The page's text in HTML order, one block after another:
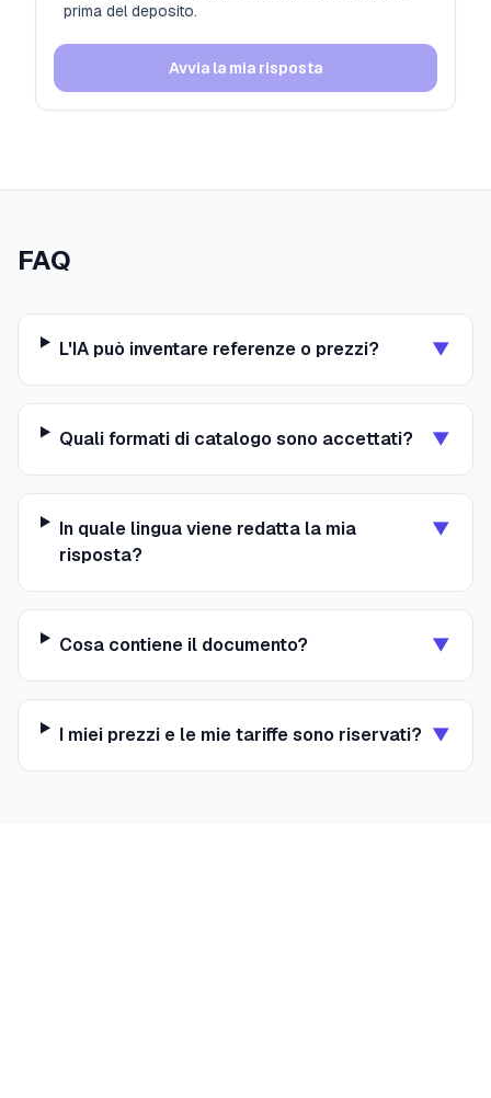
prima del deposito.
Avvia la mia risposta
FAQ
L'IA può inventare referenze o prezzi? ▼
Quali formati di catalogo sono accettati? ▼
In quale lingua viene redatta la mia
risposta?
▼
Cosa contiene il documento? ▼
I miei prezzi e le mie tariffe sono riservati? ▼